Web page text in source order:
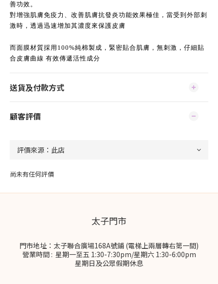
善功效。
對增強肌膚免疫力、改善肌膚抗發炎功能效果極佳，當受到外部刺
激時，透過迅速增加其濃度來保護皮膚
而面膜材質採用100%純棉製成，緊密貼合肌膚，無刺激，仔細貼
合皮膚曲線 有效傳遞活性成分
送貨及付款方式
顧客評價
尚未有任何評價
太子門市
門市地址：太子聯合廣場168A號鋪 (電梯上兩層轉右第一間)
營業時間 : 星期一至五 1:30-7:30pm/星期六 1:30-6:00pm
星期日及公眾假期休息